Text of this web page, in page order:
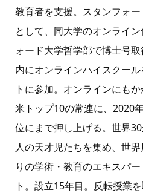
教育者を支援。スタンフォ
として、同大学のオンライ
ォード大学哲学部で博士号
内にオンラインハイスクー
トに参加。オンラインにも
米トップ10の常連に、2020
位にまで押し上げる。世界
人の天才児たちを集め、世
りの学術・教育のエキスパ
ト。設立15年目。反転授業